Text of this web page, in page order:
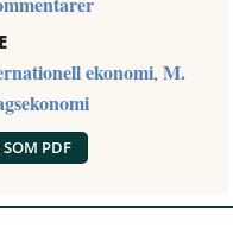
ekonomi, M.
SOM PDF